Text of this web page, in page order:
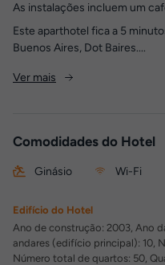
As instalações incluem um
Este aparthotel fica a 5
Buenos Aires, Dot Baires....
Ver mais
Comodidades do Hotel
Ginásio Wi-Fi
Edifício do Hotel
Ano de construção: 2003, Ano
andares (edifício principal): 10,
Número total de quartos: 50,